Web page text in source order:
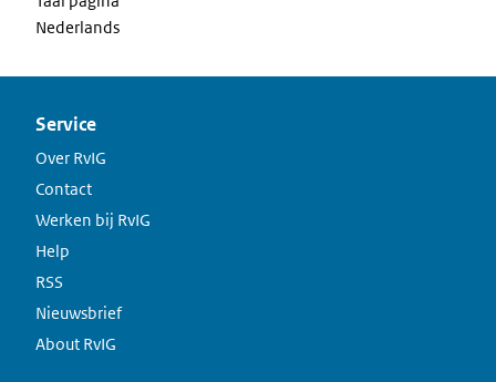
Nederlands
Service
Over RvIG
Contact
Werken bij RvIG
Help
RSS
Nieuwsbrief
About RvIG